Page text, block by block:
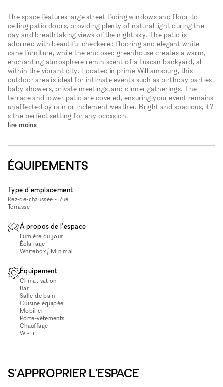
The space features large street-facing windows and floor-to-
ceiling patio doors, providing plenty of natural light during the
day and breathtaking views of the night sky. The patio is
adorned with beautiful checkered flooring and elegant white
cane furniture, while the enclosed greenhouse creates a warm,
enchanting atmosphere reminiscent of a Tuscan backyard, all
within the vibrant city. Located in prime Williamsburg, this
outdoor area is ideal for intimate events such as birthday parties,
baby showers, private meetings, and dinner gatherings. The
terrace and lower patio are covered, ensuring your event remains
unaffected by rain or inclement weather. Bright and spacious, it?
s the perfect setting for any occasion.
lire moins
ÉQUIPEMENTS
Type d'emplacement
Rez-de-chaussée - Rue
Terrasse
À propos de l'espace
Lumière du jour
Éclairage
Whitebox / Minimal
Équipement
Climatisation
Bar
Salle de bain
Cuisine équipée
Mobilier
Porte-vêtements
Chauffage
Wi‑Fi
S'APPROPRIER L'ESPACE